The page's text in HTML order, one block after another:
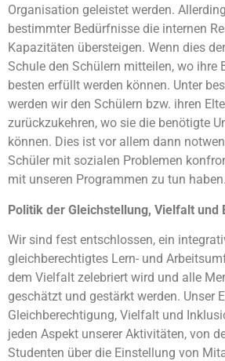
Organisation geleistet werden.
bestimmter Bedürfnisse die internen
Kapazitäten übersteigen. Wenn dies
Schule den Schülern mitteilen, wo ihre
besten erfüllt werden können. Unter
werden wir den Schülern bzw. ihren
zurückzukehren, wo sie die benötigte
können. Dies ist vor allem dann
Schüler mit sozialen Problemen
mit unseren Programmen zu tun haben.
Politik der Gleichstellung, Vielfalt und
Wir sind fest entschlossen, ein
gleichberechtigtes Lern- und
dem Vielfalt zelebriert wird und alle
geschätzt und gestärkt werden. Unser
Gleichberechtigung, Vielfalt und
jeden Aspekt unserer Aktivitäten, von
Studenten über die Einstellung von